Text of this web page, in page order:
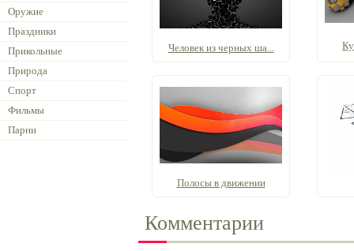
Оружие
Праздники
Прикольные
Природа
Спорт
Фильмы
Парни
Человек из черных ша...
Полосы в движении
Комментарии